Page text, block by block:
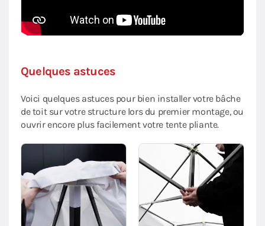
Quelques astuces
Voici quelques astuces pour bien installer votre bâche
de toit sur votre structure lors du premier montage, ou
ouvrir encore plus facilement votre tente pliante.